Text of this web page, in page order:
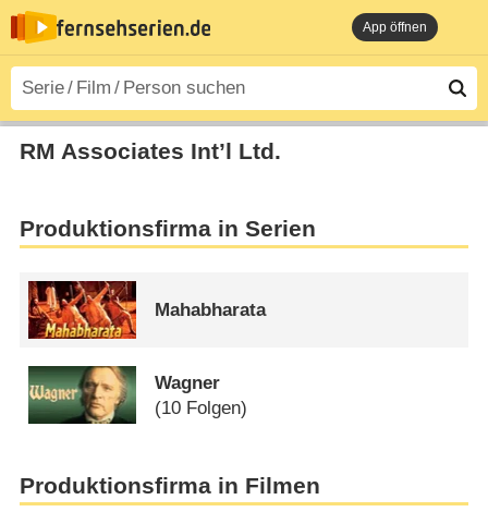
App öffnen
RM Associates Int’l Ltd.
Produktionsfirma in Serien
Mahabharata
Wagner
(10 Folgen)
Produktionsfirma in Filmen